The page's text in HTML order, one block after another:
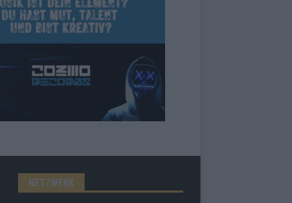
NETZWERK